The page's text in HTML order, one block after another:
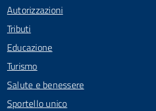
Autorizzazioni
Tributi
Educazione
Turismo
Salute e benessere
Sportello unico